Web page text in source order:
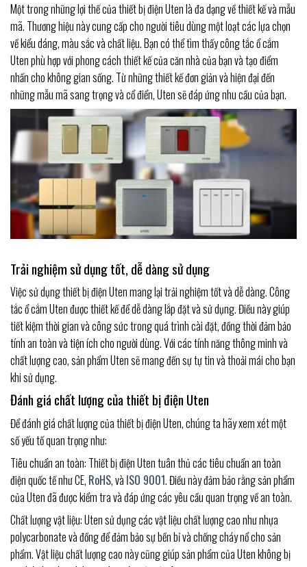
Một trong những lợi thế của thiết bị điện Uten là đa dạng về thiết kế và mẫu
mã. Thương hiệu này cung cấp cho người tiêu dùng một loạt các lựa chọn
về kiểu dáng, màu sắc và chất liệu. Bạn có thể tìm thấy công tắc ổ cắm
Uten phù hợp với phong cách thiết kế của căn nhà của bạn và tạo điểm
nhấn cho không gian sống. Từ những thiết kế đơn giản và hiện đại đến
những mẫu mã sang trọng và cổ điển, Uten sẽ đáp ứng nhu cầu của bạn.
Trải nghiệm sử dụng tốt, dễ dàng sử dụng
Việc sử dụng thiết bị điện Uten mang lại trải nghiệm tốt và dễ dàng. Công
tắc ổ cắm Uten được thiết kế để dễ dàng lắp đặt và sử dụng. Điều này giúp
tiết kiệm thời gian và công sức trong quá trình cài đặt, đồng thời đảm bảo
tính an toàn và tiện ích cho người dùng. Với các tính năng thông minh và
chất lượng cao, sản phẩm Uten sẽ mang đến sự tự tin và thoải mái cho bạn
khi sử dụng.
Đánh giá chất lượng của thiết bị điện Uten
Để đánh giá chất lượng của thiết bị điện Uten, chúng ta hãy xem xét một
số yếu tố quan trọng như:
Tiêu chuẩn an toàn: Thiết bị điện Uten tuân thủ các tiêu chuẩn an toàn
điện quốc tế như CE, RoHS, và ISO 9001. Điều này đảm bảo rằng sản phẩm
của Uten đã được kiểm tra và đáp ứng các yêu cầu quan trọng về an toàn.
Chất lượng vật liệu: Uten sử dụng các vật liệu chất lượng cao như nhựa
polycarbonate và đồng để đảm bảo sự bền bỉ và chống cháy nổ cho sản
phẩm. Vật liệu chất lượng cao này cũng giúp sản phẩm của Uten không bị